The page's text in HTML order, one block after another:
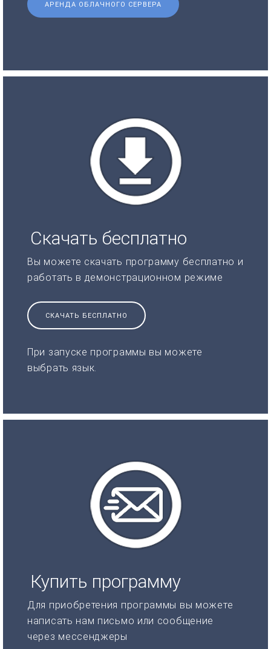
АРЕНДА ОБЛАЧНОГО СЕРВЕРА
Скачать бесплатно
Вы можете скачать программу бесплатно и
работать в демонстрационном режиме
СКАЧАТЬ БЕСПЛАТНО
При запуске программы вы можете
выбрать язык.
Купить программу
Для приобретения программы вы можете
написать нам письмо или сообщение
через мессенджеры